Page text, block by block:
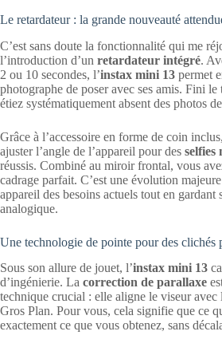
Le retardateur : la grande nouveauté
C’est sans doute la fonctionnalité qui me
l’introduction d’un retardateur intégré.
2 ou 10 secondes, l’instax mini 13 permet
photographe de poser avec ses amis. Fini le
étiez systématiquement absent des photos
Grâce à l’accessoire en forme de coin
ajuster l’angle de l’appareil pour des selfies
réussis. Combiné au miroir frontal, vous
cadrage parfait. C’est une évolution
appareil des besoins actuels tout en gardant
analogique.
Une technologie de pointe pour des clichés
Sous son allure de jouet, l’instax mini 13
d’ingénierie. La correction de parallaxe
technique crucial : elle aligne le viseur avec
Gros Plan. Pour vous, cela signifie que ce
exactement ce que vous obtenez, sans